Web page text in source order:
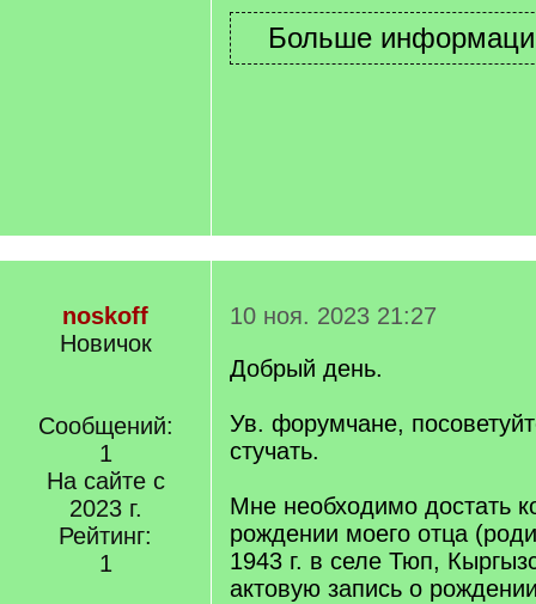
noskoff
Новичок
Сообщений:
1
На сайте с
2023 г.
Рейтинг:
1
10 ноя. 2023 21:27
Добрый день.
Ув. форумчане,
стучать.
Мне необходимо достать
рождении моего отца
1943 г. в селе Тюп,
актовую запись о